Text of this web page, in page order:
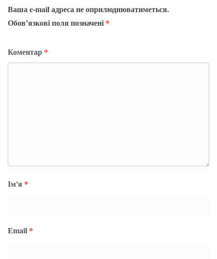
Ваша e-mail адреса не оприлюднюватиметься.
Обов’язкові поля позначені *
Коментар *
Ім'я *
Email *